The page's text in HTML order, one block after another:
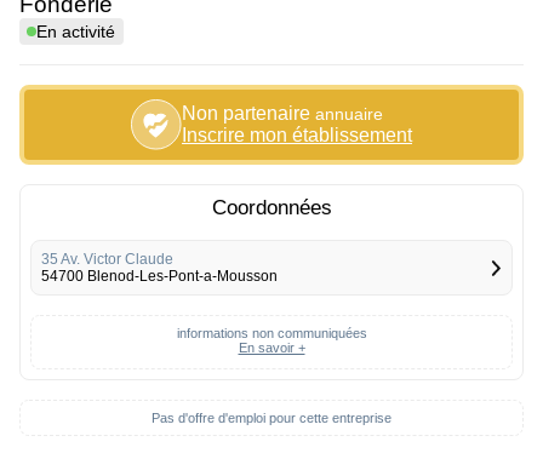
En activité
Non partenaire annuaire
Inscrire mon établissement
Pas d'offre d'emploi pour cette entreprise
Coordonnées
35 Av. Victor Claude
54700 Blenod-Les-Pont-a-Mousson
informations non communiquées
En savoir +